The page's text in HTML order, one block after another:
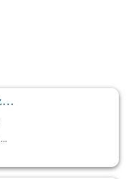
Glehn begeistert mit 6:0-Sieg und zieht in Pokalrunde ein!